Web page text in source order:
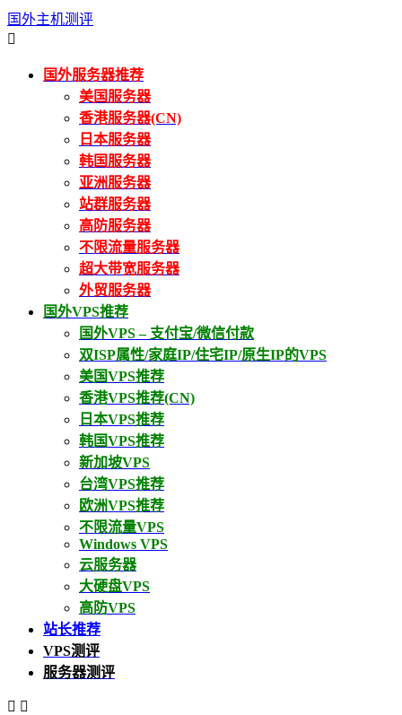
国外主机测评

国外服务器推荐
美国服务器
香港服务器(CN)
日本服务器
韩国服务器
亚洲服务器
站群服务器
高防服务器
不限流量服务器
超大带宽服务器
外贸服务器
国外VPS推荐
国外VPS – 支付宝/微信付款
双ISP属性/家庭IP/住宅IP/原生IP的VPS
美国VPS推荐
香港VPS推荐(CN)
日本VPS推荐
韩国VPS推荐
新加坡VPS
台湾VPS推荐
欧洲VPS推荐
不限流量VPS
Windows VPS
云服务器
大硬盘VPS
高防VPS
站长推荐
VPS测评
服务器测评
 